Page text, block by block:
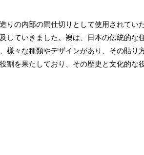
りの内部の間仕切りとして使用されてい
していきました。襖は、日本の伝統的な
様々な種類やデザインがあり、その貼り
割を果たしており、その歴史と文化的な